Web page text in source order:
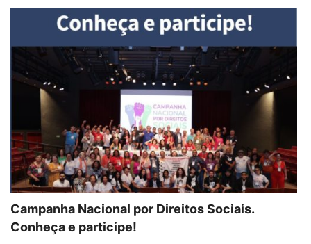
Campanha Nacional por Direitos Sociais.
Conheça e participe!